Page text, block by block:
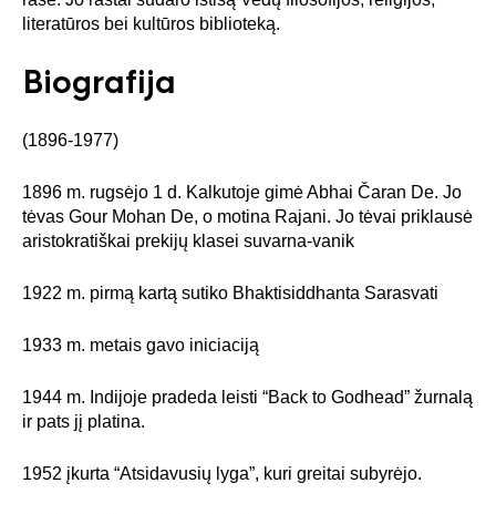
literatūros bei kultūros biblioteką.
Biografija
(1896-1977)
1896 m. rugsėjo 1 d. Kalkutoje gimė Abhai Čaran De. Jo
tėvas Gour Mohan De, o motina Rajani. Jo tėvai priklausė
aristokratiškai prekijų klasei suvarna-vanik
1922 m. pirmą kartą sutiko Bhaktisiddhanta Sarasvati
1933 m. metais gavo iniciaciją
1944 m. Indijoje pradeda leisti “Back to Godhead” žurnalą
ir pats jį platina.
1952 įkurta “Atsidavusių lyga”, kuri greitai subyrėjo.